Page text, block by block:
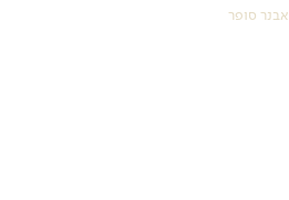
אבנר סופר